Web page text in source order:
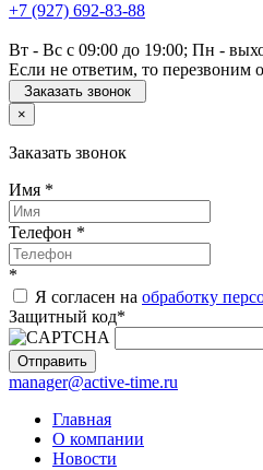
+7 (927) 692-83-88
Вт - Вс с 09:00 до 19:00; Пн -
Если не ответим, то перезвоним
Заказать звонок
×
Заказать звонок
Имя *
Телефон *
*
Я согласен на обработку
Защитный код*
manager@active-time.ru
Главная
О компании
Новости